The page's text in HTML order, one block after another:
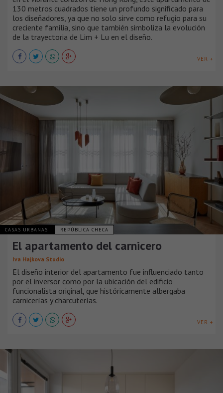
130 metros cuadrados tiene un profundo significado para
los diseñadores, ya que no solo sirve como refugio para su
creciente familia, sino que también simboliza la evolución
de la trayectoria de Lim + Lu en el diseño.
VER +
CASAS URBANAS REPÚBLICA CHECA
El apartamento del carnicero
Iva Hajkova Studio
El diseño interior del apartamento fue influenciado tanto
por el inversor como por la ubicación del edificio
funcionalista original, que históricamente albergaba
carnicerías y charcuterías.
VER +